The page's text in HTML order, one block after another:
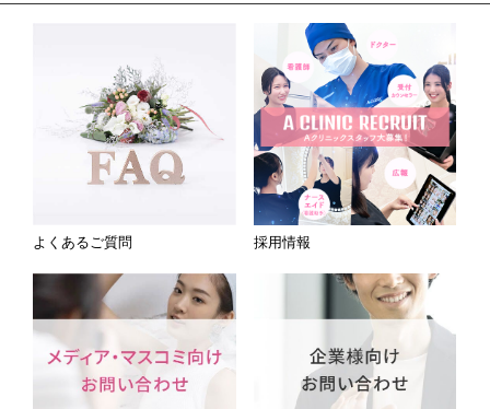
よくあるご質問 採用情報